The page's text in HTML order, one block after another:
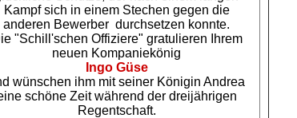
Kampf sich in einem Stechen gegen die
anderen Bewerber durchsetzen konnte.
"Schill'schen Offiziere" gratulieren Ihrem
neuen Kompaniekönig
Ingo Güse
wünschen ihm mit seiner Königin Andrea
schöne Zeit während der dreijährigen
Regentschaft.